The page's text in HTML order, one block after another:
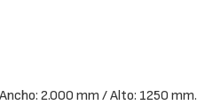
2.000 mm / Alto: 1250 mm.